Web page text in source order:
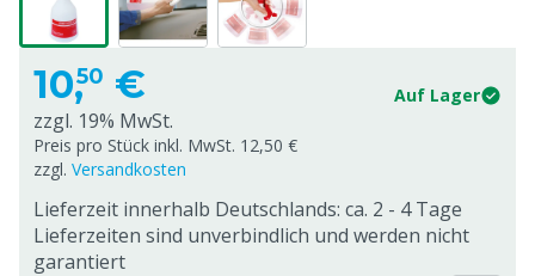
10,50 € Auf Lager
zzgl. 19% MwSt.
Preis pro Stück inkl. MwSt. 12,50 €
zzgl. Versandkosten
Lieferzeit innerhalb Deutschlands: ca. 2 - 4 Tage
Lieferzeiten sind unverbindlich und werden nicht
garantiert